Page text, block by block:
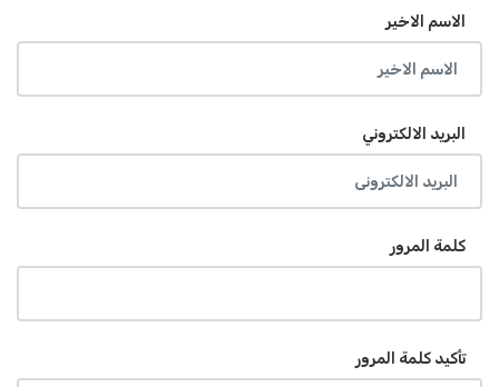
الاسم الاخير
البريد الالكتروني
كلمة المرور
تأكيد كلمة المرور